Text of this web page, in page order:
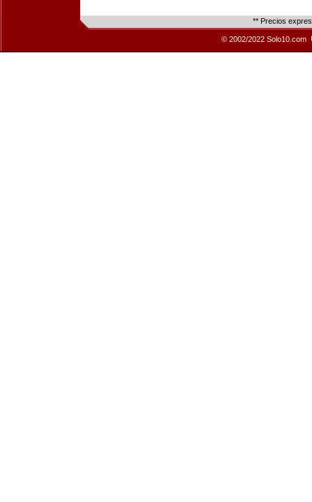
** Precios
© 2002/2022 Solo10.com